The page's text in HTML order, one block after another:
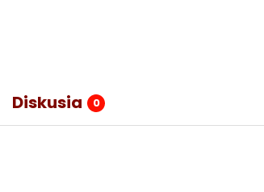
Diskusia 0